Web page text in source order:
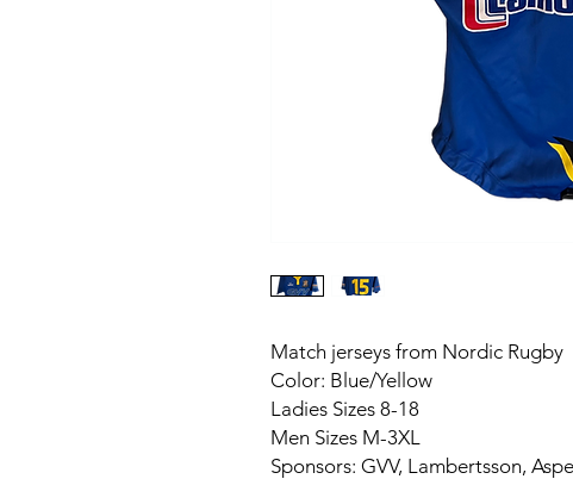
Match jerseys from Nordic Rugby
Color: Blue/Yellow
Ladies Sizes 8-18
Men Sizes M-3XL
Sponsors: GVV, Lambertsson,